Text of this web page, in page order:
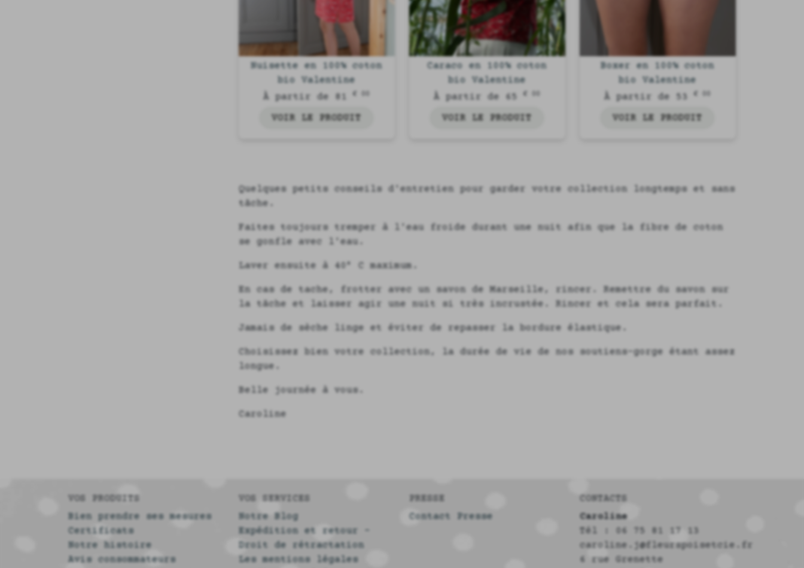
Nuisette en 100% coton
bio Valentine
À partir de 81
VOIR LE PRODUIT
Caraco en 100% coton
bio Valentine
À partir de 65
VOIR LE PRODUIT
Boxer en 100% coton
bio Valentine
À partir de 53
VOIR LE PRODUIT
Quelques petits conseils d'entretien pour garder votre collection longtemps et sans
tâche.
Faites toujours tremper à l'eau froide durant une nuit afin que la fibre de coton
se gonfle avec l'eau.
Laver ensuite à 40° C maximum.
En cas de tache, frotter avec un savon de Marseille, rincer. Remettre du savon sur
la tâche et laisser agir une nuit si très incrustée. Rincer et cela sera parfait.
Jamais de sèche linge et éviter de repasser la bordure élastique.
Choisissez bien votre collection, la durée de vie de nos soutiens-gorge étant assez
longue.
Belle journée à vous.
Caroline
VOS PRODUITS
Bien prendre ses mesures
Certificats
Notre histoire
Avis consommateurs
VOS SERVICES
Notre Blog
Expédition et retour -
Droit de rétractation
Les mentions légales
PRESSE
Contact Presse
CONTACTS
Caroline
Tél : 06 75 81 17 13
caroline.j@fleurspoisetcie.fr
6 rue Grenette